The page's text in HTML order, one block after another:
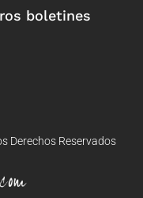
boletines
Derechos Reservados